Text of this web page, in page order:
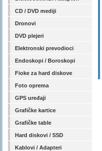
CD / DVD mediji
Dronovi
DVD plejeri
Elektronski prevodioci
Endoskopi / Boroskopi
Fioke za hard diskove
Foto oprema
GPS uređaji
Grafičke kartice
Grafičke table
Hard diskovi / SSD
Kablovi / Adapteri